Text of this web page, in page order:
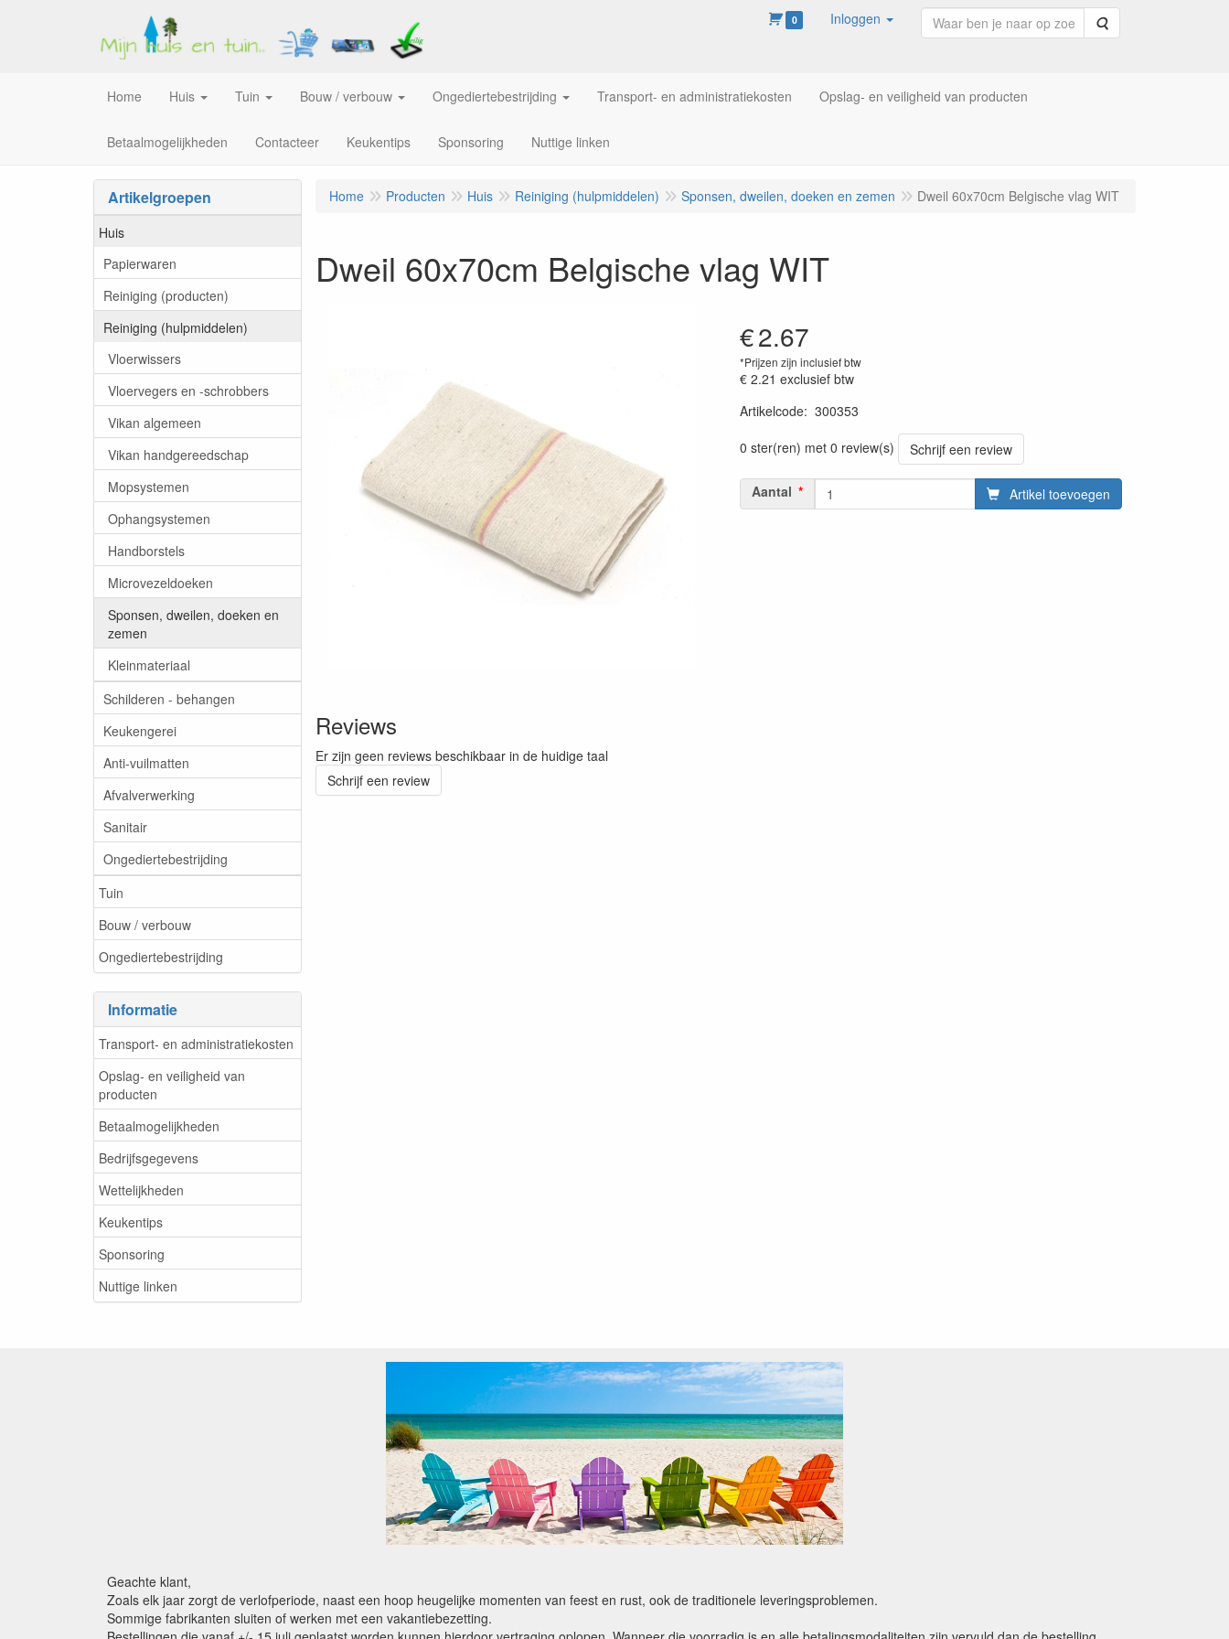
0 Inloggen Zoeken
Home Huis Tuin Bouw / verbouw Ongediertebestrijding Transport- en administratiekosten Opslag- en veiligheid van producten
Betaalmogelijkheden Contacteer Keukentips Sponsoring Nuttige linken
Artikelgroepen
Huis
Papierwaren
Reiniging (producten)
Reiniging (hulpmiddelen)
Vloerwissers
Vloervegers en -schrobbers
Vikan algemeen
Vikan handgereedschap
Mopsystemen
Ophangsystemen
Handborstels
Microvezeldoeken
Sponsen, dweilen, doeken en
zemen
Kleinmateriaal
Schilderen - behangen
Keukengerei
Anti-vuilmatten
Afvalverwerking
Sanitair
Ongediertebestrijding
Tuin
Bouw / verbouw
Ongediertebestrijding
Informatie
Transport- en administratiekosten
Opslag- en veiligheid van
producten
Betaalmogelijkheden
Bedrijfsgegevens
Wettelijkheden
Keukentips
Sponsoring
Nuttige linken
Home Producten Huis Reiniging (hulpmiddelen) Sponsen, dweilen, doeken en zemen Dweil 60x70cm Belgische vlag WIT
Dweil 60x70cm Belgische vlag WIT
€2.67
*Prijzen zijn inclusief btw
€ 2.21 exclusief btw
Artikelcode: 300353
0 ster(ren) met 0 review(s)
Schrijf een review
Aantal Artikel toevoegen
Reviews
Er zijn geen reviews beschikbaar in de huidige taal
Schrijf een review
Geachte klant,
Zoals elk jaar zorgt de verlofperiode, naast een hoop heugelijke momenten van feest en rust, ook de traditionele leveringsproblemen.
Sommige fabrikanten sluiten of werken met een vakantiebezetting.